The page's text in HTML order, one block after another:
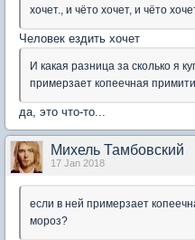
хочет., и чёто хочет, и чёто
Человек ездить хочет
И какая разница за сколько я
примерзает копеечная
да, это что-то...
Михель Тамбовский
17 Jan 2018
если в ней примерзает
мороз?